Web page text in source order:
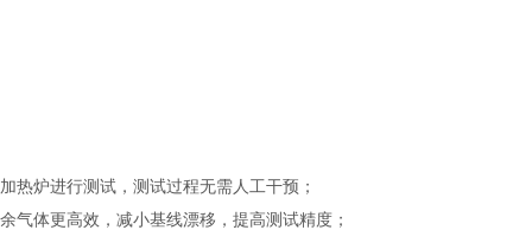
个加热炉进行测试，测试过程无需人工干预；
气体更高效，减小基线漂移，提高测试精度；